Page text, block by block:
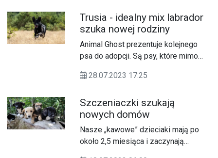
Trusia - idealny mix labrador
szuka nowej rodziny
Animal Ghost prezentuje kolejnego
psa do adopcji. Są psy, które mimo
wybitnego pecha.
28.07.2023 17:25
Szczeniaczki szukają
nowych domów
Nasze „kawowe” dzieciaki mają po
około 2,5 miesiąca i zaczynają